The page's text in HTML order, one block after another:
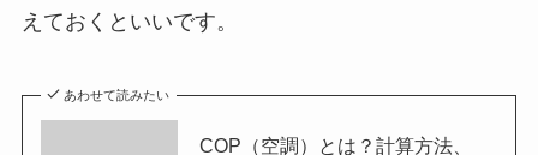
えておくといいです。
あわせて読みたい
COP（空調）とは？計算方法、